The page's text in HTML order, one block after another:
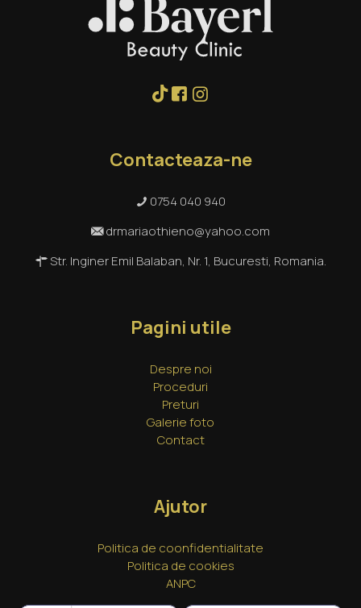
Contacteaza-ne
0754 040 940
drmariaothieno@yahoo.com
Str. Inginer Emil Balaban, Nr. 1, Bucuresti, Romania.
Pagini utile
Despre noi
Proceduri
Preturi
Galerie foto
Contact
Ajutor
Politica de coonfidentialitate
Politica de cookies
ANPC